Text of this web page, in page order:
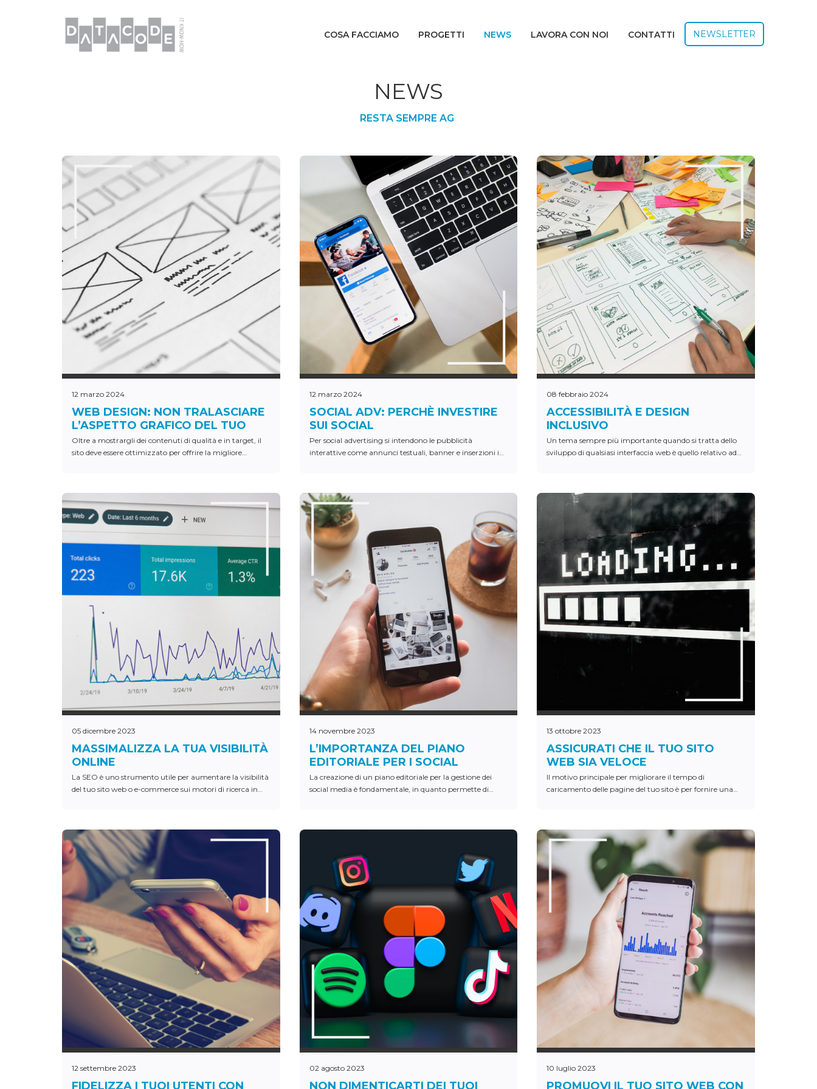
COSA FACCIAMO PROGETTI NEWS LAVORA CON NOI CONTATTI NEWSLETTER
NEWS
SEMPRE AGGIORN
12 marzo 2024
WEB DESIGN: NON TRALASCIARE
L’ASPETTO GRAFICO DEL TUO
SITO WEB
Oltre a mostrargli dei contenuti di qualità e in target, il
sito deve essere ottimizzato per offrire la migliore
12 marzo 2024
SOCIAL ADV: PERCHÈ INVESTIRE
SUI SOCIAL
Per social advertising si intendono le pubblicità
interattive come annunci testuali, banner e inserzioni in
08 febbraio 2024
ACCESSIBILITÀ E DESIGN
INCLUSIVO
Un tema sempre più importante quando si tratta dello
sviluppo di qualsiasi interfaccia web è quello relativo ad
05 dicembre 2023
MASSIMALIZZA LA TUA VISIBILITÀ
ONLINE
La SEO è uno strumento utile per aumentare la visibilità
del tuo sito web o e-commerce sui motori di ricerca in
14 novembre 2023
L’IMPORTANZA DEL PIANO
EDITORIALE PER I SOCIAL
NETWORKS
La creazione di un piano editoriale per la gestione dei
social media è fondamentale, in quanto permette di
13 ottobre 2023
ASSICURATI CHE IL TUO SITO
WEB SIA VELOCE
Il motivo principale per migliorare il tempo di
caricamento delle pagine del tuo sito è per fornire una
12 settembre 2023
FIDELIZZA I TUOI UTENTI CON
02 agosto 2023
NON DIMENTICARTI DEI TUOI
10 luglio 2023
PROMUOVI IL TUO SITO WEB CON